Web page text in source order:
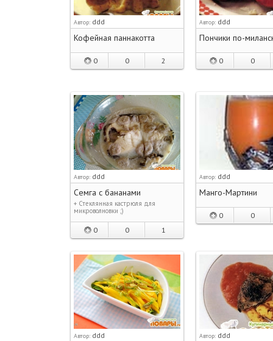
Автор: ddd
Кофейная паннакотта
0 0 2
Автор: ddd
Пончики по-
0 0
Автор: ddd
Семга с бананами
+ Стеклянная кастрюля для
микроволновки ;)
0 0 1
Автор: ddd
Манго-Мартини
0 0
Автор: ddd Автор: ddd